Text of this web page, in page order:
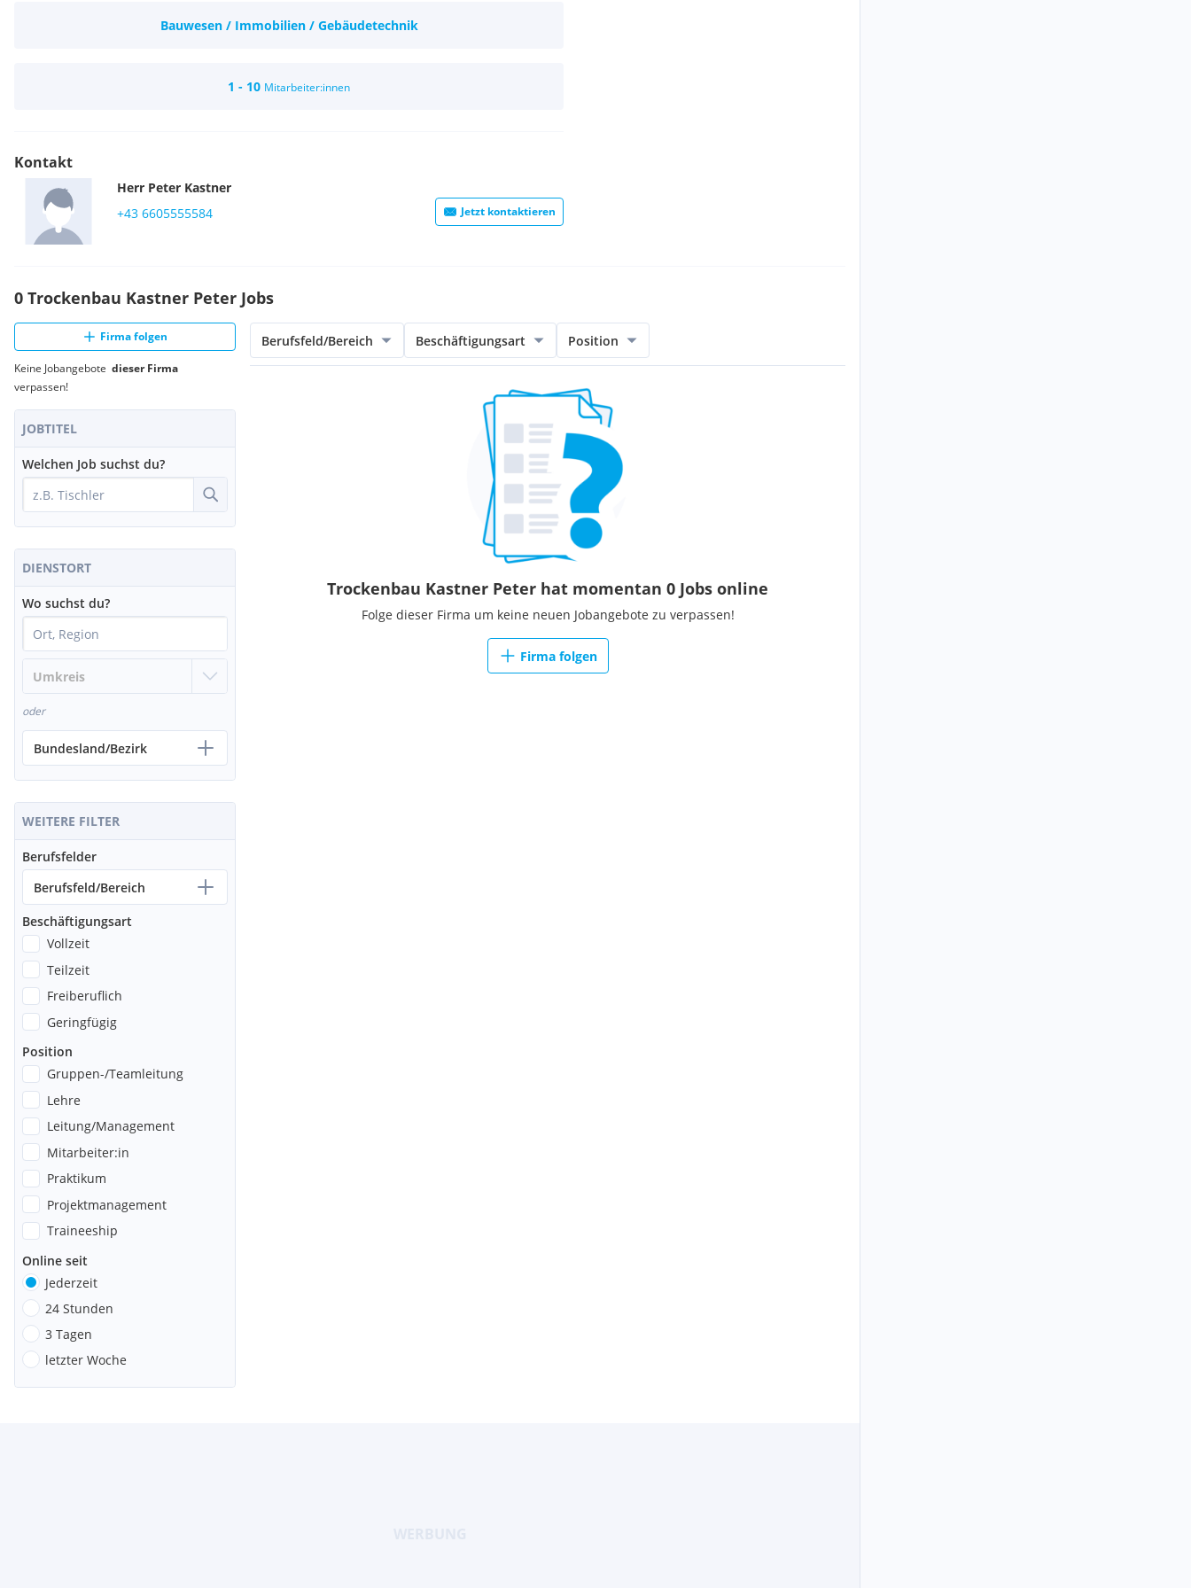
Bauwesen / Immobilien / Gebäudetechnik
1 - 10 Mitarbeiter:innen
Kontakt
Herr Peter Kastner
+43 6605555584
Jetzt kontaktieren
0 Trockenbau Kastner Peter Jobs
Firma folgen
Keine Jobangebote dieser Firma
verpassen!
JOBTITEL
Welchen Job suchst du?
DIENSTORT
Wo suchst du?
oder
Bundesland/Bezirk
WEITERE FILTER
Berufsfelder
Berufsfeld/Bereich
Beschäftigungsart
Vollzeit
Teilzeit
Freiberuflich
Geringfügig
Position
Gruppen-/Teamleitung
Lehre
Leitung/Management
Mitarbeiter:in
Praktikum
Projektmanagement
Traineeship
Online seit
Jederzeit
24 Stunden
3 Tagen
letzter Woche
Berufsfeld/Bereich Beschäftigungsart Position
Trockenbau Kastner Peter hat momentan 0 Jobs online
Folge dieser Firma um keine neuen Jobangebote zu verpassen!
Firma folgen